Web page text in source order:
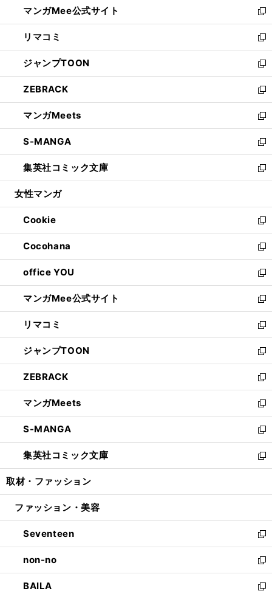
く
ド
ウ
で
開
く
ィ
ン
ド
ウ
で
開
く
い
ウ
ィ
ン
ド
ウ
で
開
く
マンガMee公式サイト
新
し
い
ウ
ィ
ン
ド
ウ
で
開
く
リマコミ
新
し
い
ウ
ィ
ン
ド
ウ
で
開
く
ジャンプTOON
新
し
い
ウ
ィ
ン
ド
ウ
で
開
ZEBRACK
新
し
い
ウ
ィ
ン
ド
ウ
開
く
マンガMeets
新
し
い
ウ
ィ
ン
ウ
で
開
く
S-MANGA
新
し
い
ウ
ン
ド
ウ
で
開
く
集英社コミック文庫
新
し
ウ
ィ
ン
ド
ウ
で
開
く
女性マンガ
Cookie
新
し
い
ウ
ィ
ン
ド
ウ
で
開
く
Cocohana
新
し
い
ウ
ィ
ン
ド
ウ
で
開
く
office YOU
新
し
い
ウ
ィ
ン
ド
ウ
で
開
く
マンガMee公式サイト
新
し
い
ウ
ィ
ン
ド
ウ
で
開
く
リマコミ
新
し
い
ウ
ィ
ン
ド
ウ
で
開
く
ジャンプTOON
新
し
い
ウ
ィ
ン
ド
ウ
で
開
ZEBRACK
新
し
い
ウ
ィ
ン
ド
ウ
開
マンガMeets
新
し
い
ウ
ィ
ン
ウ
開
く
S-MANGA
新
し
い
ウ
ン
ウ
で
開
く
集英社コミック文庫
新
し
ウ
ン
ド
ウ
で
開
く
取材・ファッション
ファッション・美容
Seventeen
新
し
い
ウ
ィ
non-no
新
し
い
BAILA
新